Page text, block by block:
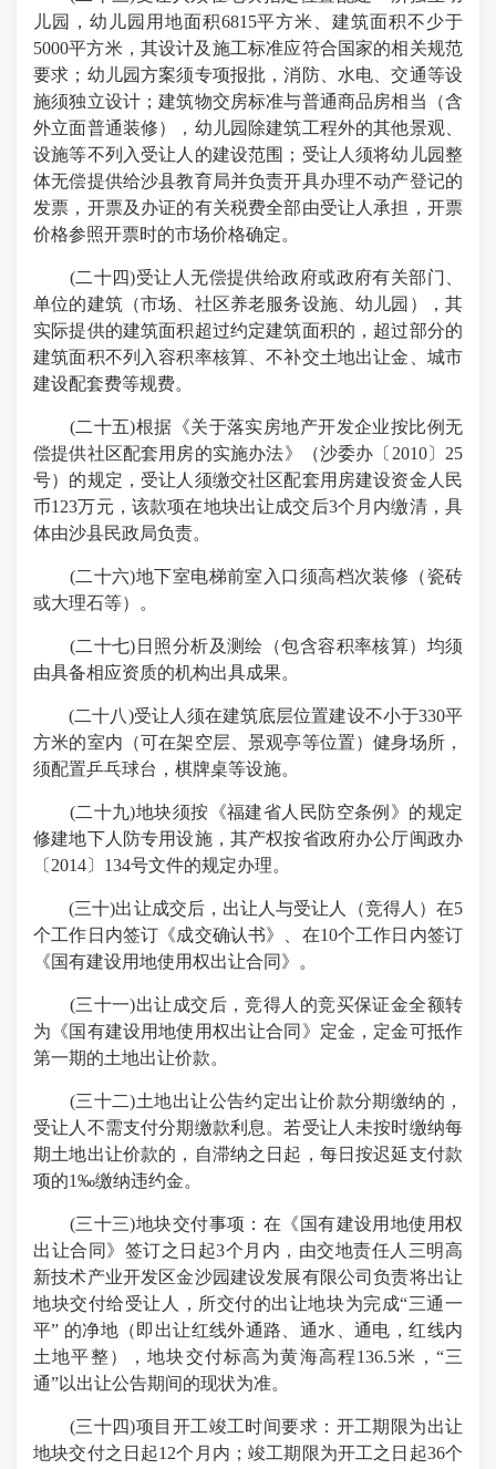
儿园，幼儿园用地面积6815平方米、建筑面积不少于
5000平方米，其设计及施工标准应符合国家的相关规范
要求；幼儿园方案须专项报批，消防、水电、交通等设
施须独立设计；建筑物交房标准与普通商品房相当（含
外立面普通装修），幼儿园除建筑工程外的其他景观、
设施等不列入受让人的建设范围；受让人须将幼儿园整
体无偿提供给沙县教育局并负责开具办理不动产登记的
发票，开票及办证的有关税费全部由受让人承担，开票
价格参照开票时的市场价格确定。
(二十四)受让人无偿提供给政府或政府有关部门、
单位的建筑（市场、社区养老服务设施、幼儿园），其
实际提供的建筑面积超过约定建筑面积的，超过部分的
建筑面积不列入容积率核算、不补交土地出让金、城市
建设配套费等规费。
(二十五)根据《关于落实房地产开发企业按比例无
偿提供社区配套用房的实施办法》（沙委办〔2010〕25
号）的规定，受让人须缴交社区配套用房建设资金人民
币123万元，该款项在地块出让成交后3个月内缴清，具
体由沙县民政局负责。
(二十六)地下室电梯前室入口须高档次装修（瓷砖
或大理石等）。
(二十七)日照分析及测绘（包含容积率核算）均须
由具备相应资质的机构出具成果。
(二十八)受让人须在建筑底层位置建设不小于330平
方米的室内（可在架空层、景观亭等位置）健身场所，
须配置乒乓球台，棋牌桌等设施。
(二十九)地块须按《福建省人民防空条例》的规定
修建地下人防专用设施，其产权按省政府办公厅闽政办
〔2014〕134号文件的规定办理。
(三十)出让成交后，出让人与受让人（竞得人）在5
个工作日内签订《成交确认书》、在10个工作日内签订
《国有建设用地使用权出让合同》。
(三十一)出让成交后，竞得人的竞买保证金全额转
为《国有建设用地使用权出让合同》定金，定金可抵作
第一期的土地出让价款。
(三十二)土地出让公告约定出让价款分期缴纳的，
受让人不需支付分期缴款利息。若受让人未按时缴纳每
期土地出让价款的，自滞纳之日起，每日按迟延支付款
项的1‰缴纳违约金。
(三十三)地块交付事项：在《国有建设用地使用权
出让合同》签订之日起3个月内，由交地责任人三明高
新技术产业开发区金沙园建设发展有限公司负责将出让
地块交付给受让人，所交付的出让地块为完成“三通一
平” 的净地（即出让红线外通路、通水、通电，红线内
土地平整），地块交付标高为黄海高程136.5米，“三
通”以出让公告期间的现状为准。
(三十四)项目开工竣工时间要求：开工期限为出让
地块交付之日起12个月内；竣工期限为开工之日起36个